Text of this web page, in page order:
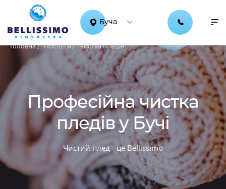
Буча
Головна / Послуги / Чистка пледів
Професійна чистка
пледів у Бучі
Чистий плед - це Bellissimo